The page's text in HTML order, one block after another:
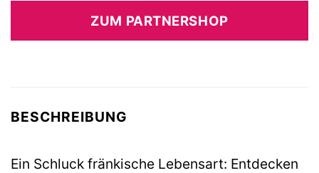
ZUM PARTNERSHOP
BESCHREIBUNG
Ein Schluck fränkische Lebensart: Entdecken